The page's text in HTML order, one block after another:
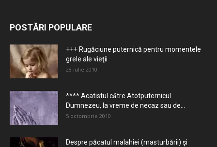
POSTĂRI POPULARE
+++ Rugăciune puternică pentru momentele
grele ale vieţii
28 iulie 2010
**** Acatistul către Atotputernicul
Dumnezeu, la vreme de necaz sau de...
5 octombrie 2010
Despre păcatul malahiei (masturbării) şi